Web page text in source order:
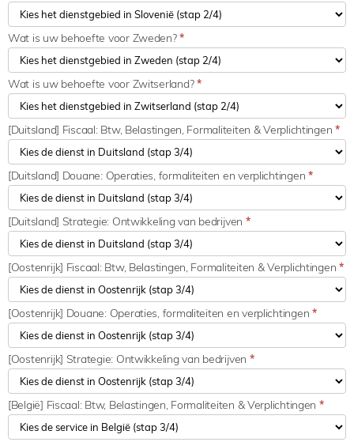
Wat is uw behoefte voor Zweden?*
Wat is uw behoefte voor Zwitserland?*
[Duitsland] Fiscaal: Btw, Belastingen, Formaliteiten & Verplichtingen*
[Duitsland] Douane: Operaties, formaliteiten en verplichtingen *
[Duitsland] Strategie: Ontwikkeling van bedrijven *
[Oostenrijk] Fiscaal: Btw, Belastingen, Formaliteiten & Verplichtingen*
[Oostenrijk] Douane: Operaties, formaliteiten en verplichtingen *
[Oostenrijk] Strategie: Ontwikkeling van bedrijven *
[België] Fiscaal: Btw, Belastingen, Formaliteiten & Verplichtingen *